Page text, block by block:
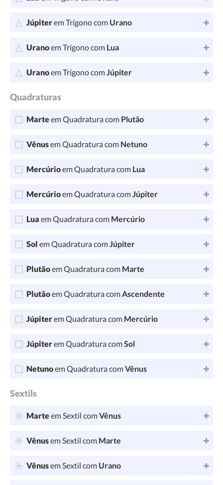
Júpiterem Trígono com Urano
Uranoem Trígono com Lua
Uranoem Trígono comJúpiter
Quadraturas
Marteem Quadratura com Plutão
Vênusem Quadratura com Netuno
Mercúrioem Quadratura com Lua
Mercúrioem Quadratura comJúpiter
Lua em Quadratura com Mercúrio
Sol em Quadratura comJúpiter
Plutãoem Quadratura com Marte
Plutãoem Quadratura comAscendente
Júpiterem Quadratura com Mercúrio
Júpiterem Quadratura comSol
Netunoem Quadratura comVênus
Sextils
Marteem Sextil comVênus
Vênusem Sextil com Marte
Vênusem Sextil com Urano